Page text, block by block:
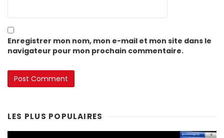
Enregistrer mon nom, mon e-mail et mon site dans le
navigateur pour mon prochain commentaire.
LES PLUS POPULAIRES